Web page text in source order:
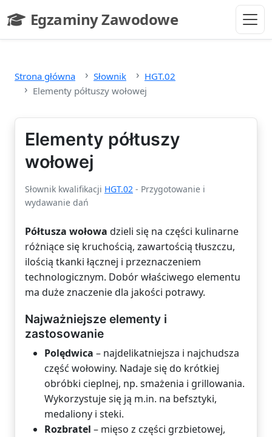
Egzaminy Zawodowe
- strona główna
Strona główna Słownik
HGT.02
Elementy półtuszy wołowej
Elementy półtuszy
wołowej
Słownik kwalifikacji HGT.02 - Przygotowanie i
wydawanie dań
Półtusza wołowa dzieli się na części kulinarne
różniące się kruchością, zawartością tłuszczu,
ilością tkanki łącznej i przeznaczeniem
technologicznym. Dobór właściwego elementu
ma duże znaczenie dla jakości potrawy.
Najważniejsze elementy i
zastosowanie
Polędwica – najdelikatniejsza i najchudsza
część wołowiny. Nadaje się do krótkiej
obróbki cieplnej, np. smażenia i grillowania.
Wykorzystuje się ją m.in. na befsztyki,
medaliony i steki.
Rozbratel – mięso z części grzbietowej,